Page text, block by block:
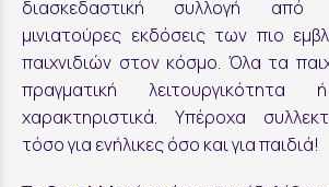
διασκεδαστική συλλογή από
μινιατούρες εκδόσεις των πιο
παιχνιδιών στον κόσμο. Όλα τα
πραγματική λειτουργικότητα
χαρακτηριστικά. Υπέροχα
τόσο για ενήλικες όσο και για παιδιά!